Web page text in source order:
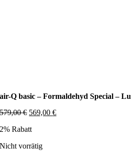
air-Q basic – Formaldehyd Special –
579,00€ U
s
r
569,00€A
2% Rabatt
Nicht vorrätig